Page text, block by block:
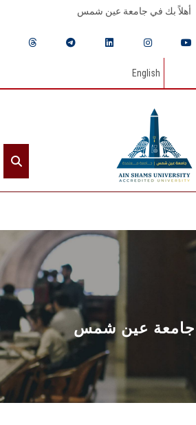
أهلاً بك في جامعة عين شمس
English
الرئيسيـة
عن الجامعة
القطاعـات
الشئون الأكاديمية
البحث العلمي
جامعة عين شمس